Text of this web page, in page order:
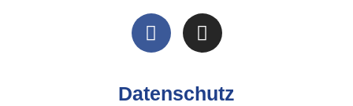
Datenschutz